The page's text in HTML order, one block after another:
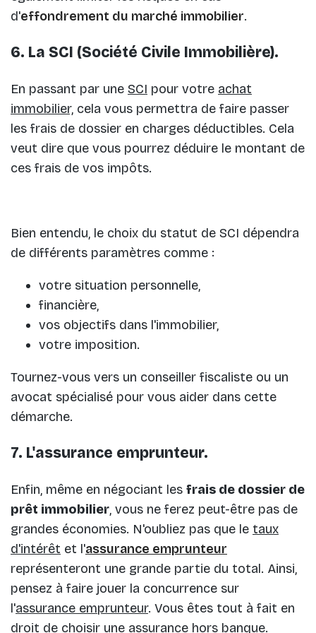
d'effondrement du marché immobilier.
6. La SCI (Société Civile Immobilière).
En passant par une SCI pour votre achat
immobilier, cela vous permettra de faire passer
les frais de dossier en charges déductibles. Cela
veut dire que vous pourrez déduire le montant de
ces frais de vos impôts.
Bien entendu, le choix du statut de SCI dépendra
de différents paramètres comme :
votre situation personnelle,
financière,
vos objectifs dans l'immobilier,
votre imposition.
Tournez-vous vers un conseiller fiscaliste ou un
avocat spécialisé pour vous aider dans cette
démarche.
7. L'assurance emprunteur.
Enfin, même en négociant les frais de dossier de
prêt immobilier, vous ne ferez peut-être pas de
grandes économies. N'oubliez pas que le taux
d'intérêt et l'assurance emprunteur
représenteront une grande partie du total. Ainsi,
pensez à faire jouer la concurrence sur
l'assurance emprunteur. Vous êtes tout à fait en
droit de choisir une assurance hors banque.